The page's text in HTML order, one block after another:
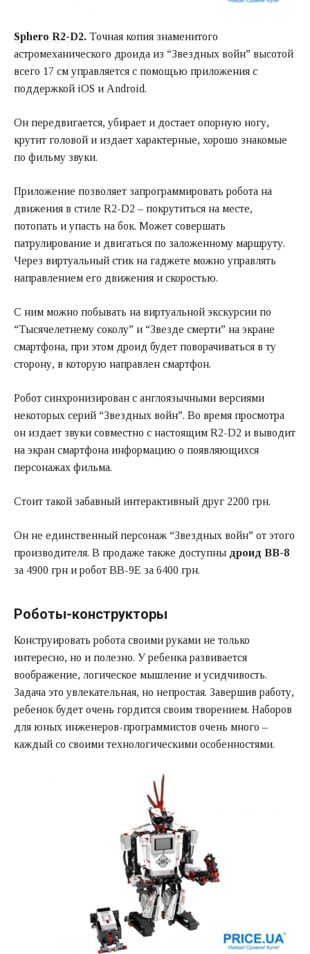
Sphero R2-D2. Точная копия знаменитого
астромеханического дроида из “Звездных войн” высотой
всего 17 см управляется с помощью приложения с
поддержкой iOS и Android.
Он передвигается, убирает и достает опорную ногу,
крутит головой и издает характерные, хорошо знакомые
по фильму звуки.
Приложение позволяет запрограммировать робота на
движения в стиле R2-D2 – покрутиться на месте,
потопать и упасть на бок. Может совершать
патрулирование и двигаться по заложенному маршруту.
Через виртуальный стик на гаджете можно управлять
направлением его движения и скоростью.
С ним можно побывать на виртуальной экскурсии по
“Тысячелетнему соколу” и “Звезде смерти” на экране
смартфона, при этом дроид будет поворачиваться в ту
сторону, в которую направлен смартфон.
Робот синхронизирован с англоязычными версиями
некоторых серий “Звездных войн”. Во время просмотра
он издает звуки совместно с настоящим R2-D2 и выводит
на экран смартфона информацию о появляющихся
персонажах фильма.
Стоит такой забавный интерактивный друг 2200 грн.
Он не единственный персонаж “Звездных войн” от этого
производителя. В продаже также доступны дроид ВВ-8
за 4900 грн и робот ВВ-9Е за 6400 грн.
Роботы-конструкторы
Конструировать робота своими руками не только
интересно, но и полезно. У ребенка развивается
воображение, логическое мышление и усидчивость.
Задача это увлекательная, но непростая. Завершив работу,
ребенок будет очень гордится своим творением. Наборов
для юных инженеров-программистов очень много –
каждый со своими технологическими особенностями.